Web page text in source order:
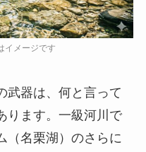
武器は、何と言って
ります。一級河川で
（名栗湖）のさらに